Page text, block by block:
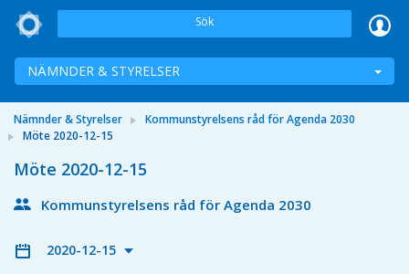
Sök
NÄMNDER & STYRELSER
Nämnder & Styrelser
Kommunstyrelsens råd för Agenda 2030
Möte 2020-12-15
Möte 2020-12-15
Kommunstyrelsens råd för Agenda 2030
2020-12-15